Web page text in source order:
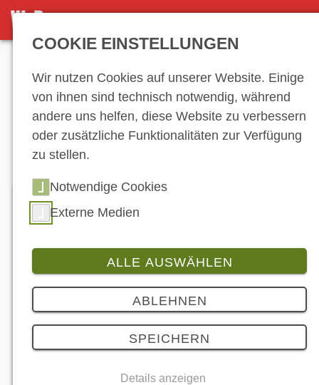
ZAHLEN
Marktzahlen
Monatsübersicht Kraftrad-Zulassungen
Deutschland – Stand: Januar 2026
Datenvisualisierung
Die Tabelle gibt eine Übersicht über die
monatlichen Neuzulassungen bei Krafträdern
(Motorräder größer als 125 Kubikzentimeter
Hubraum) in Deutschland im Kalenderjahr 2026
COOKIE EINSTELLUNGEN
Wir nutzen Cookies auf unserer Website. Einige
von ihnen sind technisch notwendig, während
andere uns helfen, diese Website zu verbessern
oder zusätzliche Funktionalitäten zur Verfügung
zu stellen.
Notwendige Cookies
Externe Medien
ALLE AUSWÄHLEN
ABLEHNEN
SPEICHERN
Details anzeigen